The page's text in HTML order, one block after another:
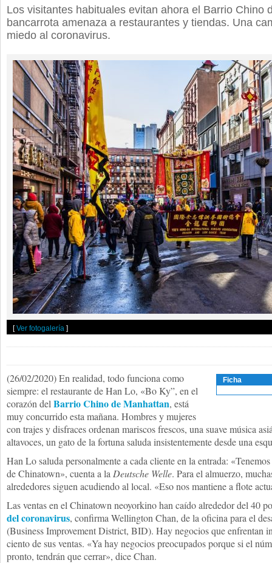
Los visitantes habituales evitan ahora el Barrio Chino
bancarrota amenaza a restaurantes y tiendas. Una
miedo al coronavirus.
[Ver fotogalería ]
Ficha
(26/02/2020) En realidad, todo funciona como
siempre: el restaurante de Han Lo, «Bo Ky”, en el
corazón del Barrio Chino de Manhattan, está
muy concurrido esta mañana. Hombres y mujeres
con trajes y disfraces ordenan mariscos frescos, una suave música
altavoces, un gato de la fortuna saluda insistentemente desde una
Han Lo saluda personalmente a cada cliente en la entrada:
de Chinatown», cuenta a la Deutsche Welle. Para el almuerzo,
alrededores siguen acudiendo al local. «Eso nos mantiene a flote
Las ventas en el Chinatown neoyorkino han caído alrededor del 40
del coronavirus, confirma Wellington Chan, de la oficina para el
(Business Improvement District, BID). Hay negocios que enfrentan
ciento de sus ventas. «Ya hay negocios preocupados porque si el
pronto, tendrán que cerrar», dice Chan.